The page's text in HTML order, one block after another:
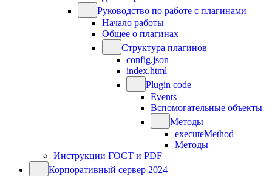
Руководство по работе с плагинами
Начало работы
Общее о плагинах
Структура плагинов
config.json
index.html
Plugin code
Events
Вспомогательные объекты
Методы
executeMethod
Методы
Инструкции ГОСТ и PDF
Корпоративный сервер 2024